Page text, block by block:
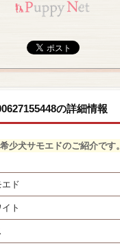
の詳細情報
少犬サモエドのご紹介です。
ド
ト